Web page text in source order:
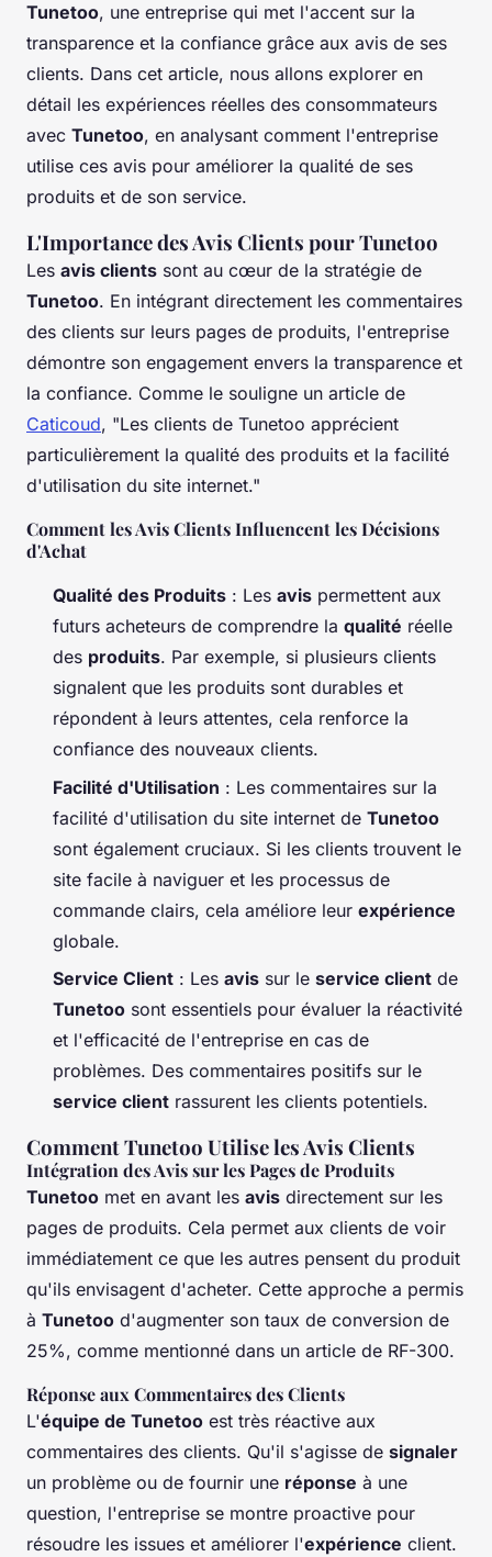
Tunetoo, une entreprise qui met l'accent sur la
transparence et la confiance grâce aux avis de ses
clients. Dans cet article, nous allons explorer en
détail les expériences réelles des consommateurs
avec Tunetoo, en analysant comment l'entreprise
utilise ces avis pour améliorer la qualité de ses
produits et de son service.
L'Importance des Avis Clients pour Tunetoo
Les avis clients sont au cœur de la stratégie de
Tunetoo. En intégrant directement les commentaires
des clients sur leurs pages de produits, l'entreprise
démontre son engagement envers la transparence et
la confiance. Comme le souligne un article de
Caticoud, "Les clients de Tunetoo apprécient
particulièrement la qualité des produits et la facilité
d'utilisation du site internet."
Comment les Avis Clients Influencent les Décisions
d'Achat
Qualité des Produits : Les avis permettent aux
futurs acheteurs de comprendre la qualité réelle
des produits. Par exemple, si plusieurs clients
signalent que les produits sont durables et
répondent à leurs attentes, cela renforce la
confiance des nouveaux clients.
Facilité d'Utilisation : Les commentaires sur la
facilité d'utilisation du site internet de Tunetoo
sont également cruciaux. Si les clients trouvent le
site facile à naviguer et les processus de
commande clairs, cela améliore leur expérience
globale.
Service Client : Les avis sur le service client de
Tunetoo sont essentiels pour évaluer la réactivité
et l'efficacité de l'entreprise en cas de
problèmes. Des commentaires positifs sur le
service client rassurent les clients potentiels.
Comment Tunetoo Utilise les Avis Clients
Intégration des Avis sur les Pages de Produits
Tunetoo met en avant les avis directement sur les
pages de produits. Cela permet aux clients de voir
immédiatement ce que les autres pensent du produit
qu'ils envisagent d'acheter. Cette approche a permis
à Tunetoo d'augmenter son taux de conversion de
25%, comme mentionné dans un article de RF-300.
Réponse aux Commentaires des Clients
L'équipe de Tunetoo est très réactive aux
commentaires des clients. Qu'il s'agisse de signaler
un problème ou de fournir une réponse à une
question, l'entreprise se montre proactive pour
résoudre les issues et améliorer l'expérience client.